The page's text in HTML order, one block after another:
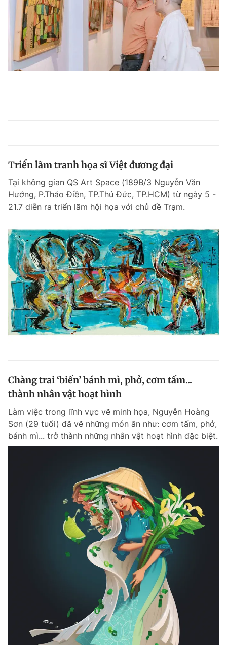
Triển lãm tranh họa sĩ Việt đương đại
Tại không gian QS Art Space (189B/3 Nguyễn Văn
Hưởng, P.Thảo Điền, TP.Thủ Đức, TP.HCM) từ ngày 5 -
21.7 diễn ra triển lãm hội họa với chủ đề Trạm.
Chàng trai ‘biến’ bánh mì, phở, cơm tấm...
thành nhân vật hoạt hình
Làm việc trong lĩnh vực vẽ minh họa, Nguyễn Hoàng
Sơn (29 tuổi) đã vẽ những món ăn như: cơm tấm, phở,
bánh mì... trở thành những nhân vật hoạt hình đặc biệt.